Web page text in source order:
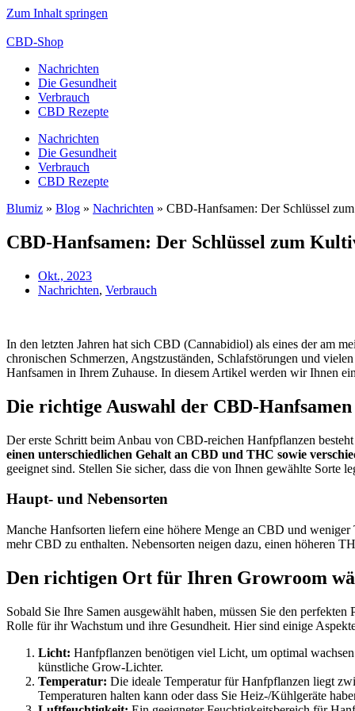
Zum Inhalt springen
CBD-Shop
Nachrichten
Die Gesundheit
Verbrauch
CBD Rezepte
Nachrichten
Die Gesundheit
Verbrauch
CBD Rezepte
Blumiz » Blog » Nachrichten » CBD-Hanfsamen: Der Schlüssel
CBD-Hanfsamen: Der Schlüssel zum
Okt., 2023
Nachrichten, Verbrauch
In den letzten Jahren hat sich CBD (Cannabidiol) als eines der am
chronischen Schmerzen, Angstzuständen, Schlafstörungen und
Hanfsamen in Ihrem Zuhause. In diesem Artikel werden wir Ihnen
Die richtige Auswahl der CBD-Hanfsamen
Der erste Schritt beim Anbau von CBD-reichen Hanfpflanzen
einen unterschiedlichen Gehalt an CBD und THC sowie
geeignet sind. Stellen Sie sicher, dass die von Ihnen gewählte Sorte
Haupt- und Nebensorten
Manche Hanfsorten liefern eine höhere Menge an CBD und
mehr CBD zu enthalten. Nebensorten neigen dazu, einen höheren
Den richtigen Ort für Ihren Growroom
Sobald Sie Ihre Samen ausgewählt haben, müssen Sie den
Rolle für ihr Wachstum und ihre Gesundheit. Hier sind einige
Licht: Hanfpflanzen benötigen viel Licht, um optimal
künstliche Grow-Lichter.
Temperatur: Die ideale Temperatur für Hanfpflanzen liegt
Temperaturen halten kann oder dass Sie Heiz-/Kühlgeräte